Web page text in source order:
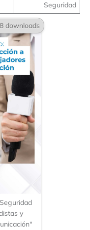
Seguridad
downloads
y